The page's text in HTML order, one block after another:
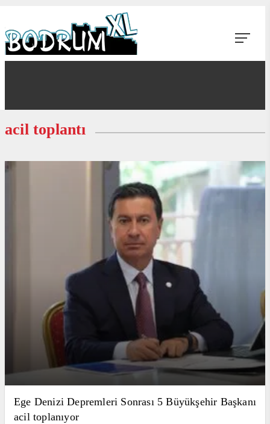
acil toplantı
Ege Denizi Depremleri Sonrası 5 Büyükşehir Başkanı
acil toplanıyor